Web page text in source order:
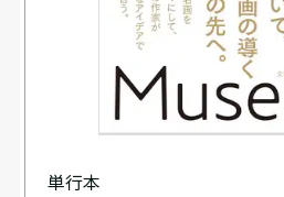
単行本